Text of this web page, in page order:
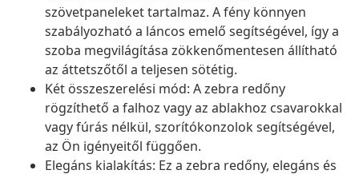
szövetpaneleket tartalmaz. A fény könnyen
szabályozható a láncos emelő segítségével, így a
szoba megvilágítása zökkenőmentesen állítható
az áttetszőtől a teljesen sötétig.
Két összeszerelési mód: A zebra redőny
rögzíthető a falhoz vagy az ablakhoz csavarokkal
vagy fúrás nélkül, szorítókonzolok segítségével,
az Ön igényeitől függően.
Elegáns kialakítás: Ez a zebra redőny, elegáns és